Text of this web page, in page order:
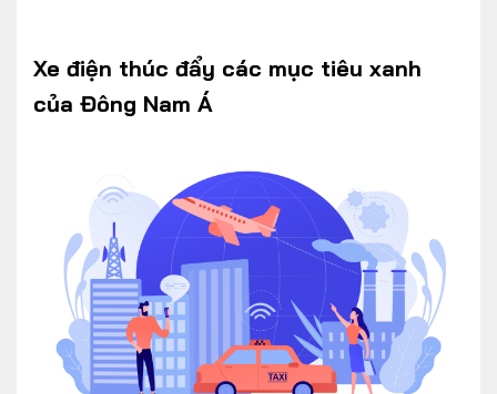
TRA CỨU XE
HÃNG XE
FOLLOW US
Xe điện thúc đẩy các mục tiêu xanh
của Đông Nam Á